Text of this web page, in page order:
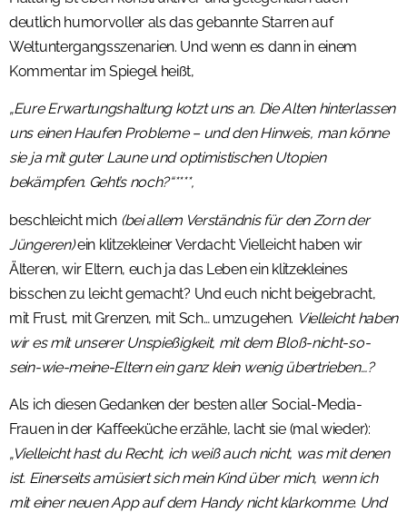
deutlich humorvoller als das gebannte Starren auf
Weltuntergangsszenarien. Und wenn es dann in einem
Kommentar im Spiegel heißt,
„Eure Erwartungshaltung kotzt uns an. Die Alten hinterlassen
uns einen Haufen Probleme – und den Hinweis, man könne
sie ja mit guter Laune und optimistischen Utopien
bekämpfen. Geht’s noch?“****,
beschleicht mich (bei allem Verständnis für den Zorn der
Jüngeren)ein klitzekleiner Verdacht: Vielleicht haben wir
Älteren, wir Eltern, euch ja das Leben ein klitzekleines
bisschen zu leicht gemacht? Und euch nicht beigebracht,
mit Frust, mit Grenzen, mit Sch… umzugehen. Vielleicht haben
wir es mit unserer Unspießigkeit, mit dem Bloß-nicht-so-
sein-wie-meine-Eltern ein ganz klein wenig übertrieben…?
Als ich diesen Gedanken der besten aller Social-Media-
Frauen in der Kaffeeküche erzähle, lacht sie (mal wieder):
„Vielleicht hast du Recht, ich weiß auch nicht, was mit denen
ist. Einerseits amüsiert sich mein Kind über mich, wenn ich
mit einer neuen App auf dem Handy nicht klarkomme. Und